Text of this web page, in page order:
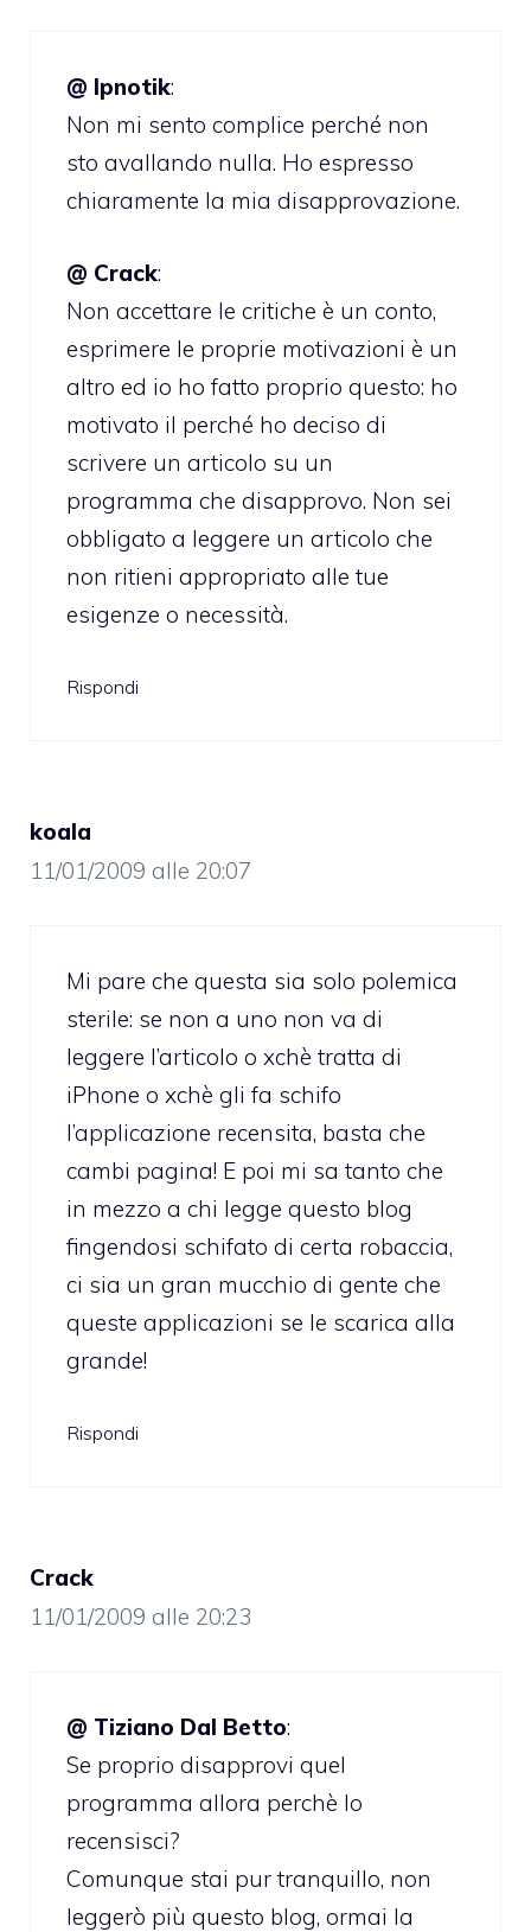
@ Ipnotik:
Non mi sento complice perché non
sto avallando nulla. Ho espresso
chiaramente la mia disapprovazione.
@ Crack:
Non accettare le critiche è un conto,
esprimere le proprie motivazioni è un
altro ed io ho fatto proprio questo: ho
motivato il perché ho deciso di
scrivere un articolo su un
programma che disapprovo. Non sei
obbligato a leggere un articolo che
non ritieni appropriato alle tue
esigenze o necessità.
Rispondi
koala
11/01/2009 alle 20:07
Mi pare che questa sia solo polemica
sterile: se non a uno non va di
leggere l’articolo o xchè tratta di
iPhone o xchè gli fa schifo
l’applicazione recensita, basta che
cambi pagina! E poi mi sa tanto che
in mezzo a chi legge questo blog
fingendosi schifato di certa robaccia,
ci sia un gran mucchio di gente che
queste applicazioni se le scarica alla
grande!
Rispondi
Crack
11/01/2009 alle 20:23
@ Tiziano Dal Betto:
Se proprio disapprovi quel
programma allora perchè lo
recensisci?
Comunque stai pur tranquillo, non
leggerò più questo blog, ormai la